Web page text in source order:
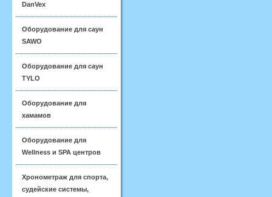
DanVex
Оборудование для саун
SAWO
Оборудование для саун
TYLO
Оборудование для
хамамов
Оборудование для
Wellness и SPA центров
Хронометраж для спорта,
судейские системы,